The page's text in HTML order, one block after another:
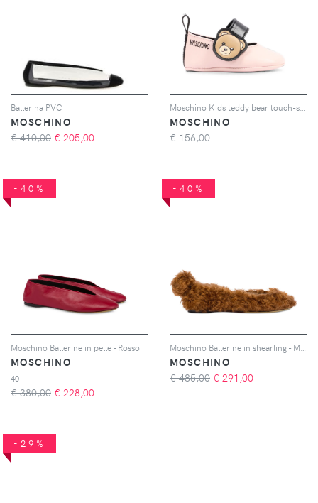
Ballerina PVC
MOSCHINO
€ 410,00 € 205,00
MOSCHINO
€ 156,00
-40%
Moschino Ballerine in pelle - Rosso
MOSCHINO
40
€ 380,00 € 228,00
-40%
MOSCHINO
€ 485,00 € 291,00
-29%